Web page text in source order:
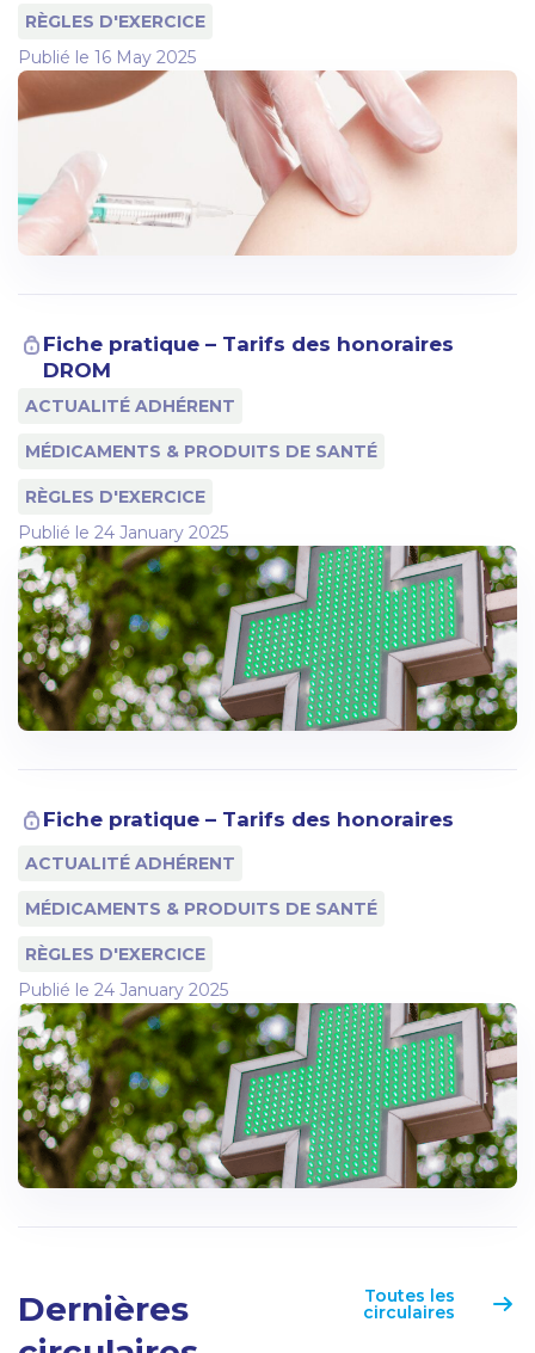
RÈGLES D'EXERCICE
Publié le 16 May 2025
Fiche pratique – Tarifs des honoraires
DROM
ACTUALITÉ ADHÉRENT
MÉDICAMENTS & PRODUITS DE SANTÉ
RÈGLES D'EXERCICE
Publié le 24 January 2025
Fiche pratique – Tarifs des honoraires
ACTUALITÉ ADHÉRENT
MÉDICAMENTS & PRODUITS DE SANTÉ
RÈGLES D'EXERCICE
Publié le 24 January 2025
Dernières
Toutes les
circulaires